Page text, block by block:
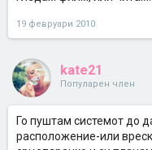
19 февруари 2010
kate21
Популарен член
Го пуштам системот до
расположение-или